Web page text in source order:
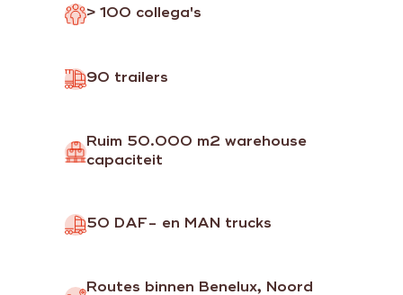
> 100 collega's
90 trailers
Ruim 50.000 m2 warehouse
capaciteit
50 DAF- en MAN trucks
Routes binnen Benelux, Noord